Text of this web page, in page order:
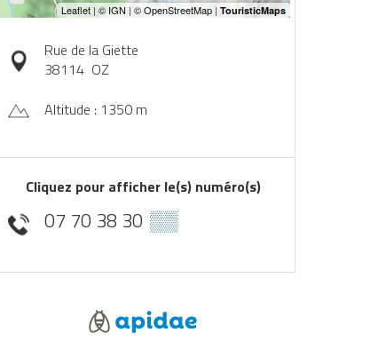
Rue de la Giette
38114 OZ
Altitude : 1350 m
Cliquez pour afficher le(s) numéro(s)
07 70 38 30 ▒▒